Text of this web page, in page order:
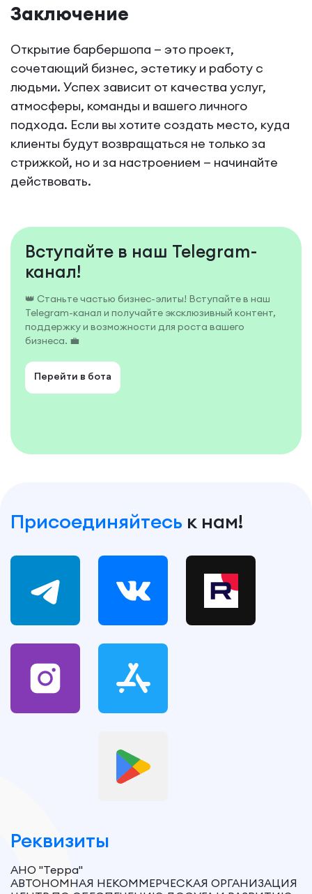
Заключение
Открытие барбершопа — это проект,
сочетающий бизнес, эстетику и работу с
людьми. Успех зависит от качества услуг,
атмосферы, команды и вашего личного
подхода. Если вы хотите создать место, куда
клиенты будут возвращаться не только за
стрижкой, но и за настроением — начинайте
действовать.
Вступайте в наш Telegram-
канал!
👑 Станьте частью бизнес-элиты! Вступайте в наш
Telegram-канал и получайте эксклюзивный контент,
поддержку и возможности для роста вашего
бизнеса. 💼
Перейти в бота
Присоединяйтесь к нам!
Реквизиты
АНО "Терра"
АВТОНОМНАЯ НЕКОММЕРЧЕСКАЯ ОРГАНИЗАЦИЯ